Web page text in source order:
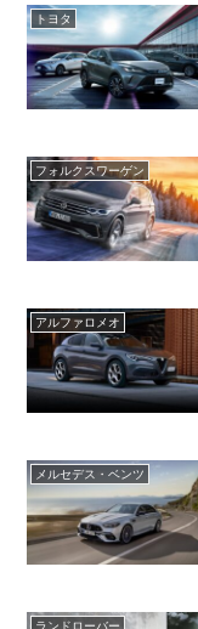
トヨタ
フォルクスワーゲン
アルファロメオ
メルセデス・ベンツ
ランドローバー